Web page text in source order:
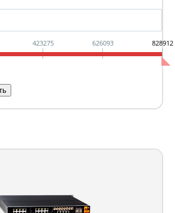
423275 626093 828912